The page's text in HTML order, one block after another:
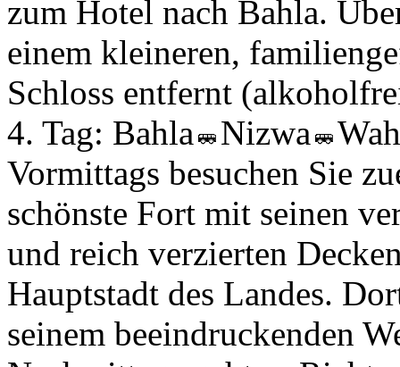
zum Hotel nach Bahla.
einem kleineren,
Schloss entfernt
4. Tag: Bahla Nizwa
Vormittags besuchen Sie
schönste Fort mit seinen
und reich verzierten
Hauptstadt des Landes.
seinem beeindruckenden